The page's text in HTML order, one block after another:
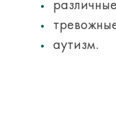
аутизм.